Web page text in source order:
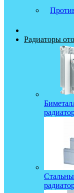
Радиаторы